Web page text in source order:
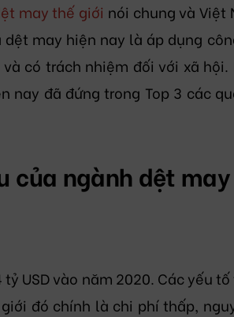
may thế giới nói chung và Việt
may hiện nay là áp dụng
có trách nhiệm đối với xã hội.
nay đã đứng trong Top 3 các
của ngành dệt
USD vào năm 2020. Các yếu
đó chính là chi phí thấp,